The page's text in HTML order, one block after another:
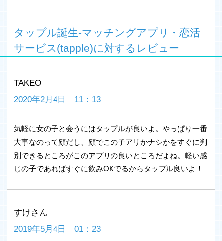
■＼マッチ総数1億組っ／会いやすさが人気の理由！
■安心・安全のサイバーエージェントグループが運営！
【タップルってどんなアプリなの？】
アプリのコンセプトである「趣味でつながる」をきっかけ
に、恋するワクワク感や、すてきな人に出会えるドキドキ
感をたくさんの人に提供しています。
従来の出会い系とは違い、安心・安全の運営体制に力を入
れていますので安心してご利用いただけます。
【使い方はかんたん！】
2.気になる異性のプロフィールを「いいかも！」を送りま
しょう。
3.相手から「ありがとう」をもらうとメッセージのやりと
タップル誕生-マッチングアプリ・恋活
サービス(tapple)に対するレビュー
TAKEO
2020年2月4日 11：13
気軽に女の子と会うにはタップルが良いよ。やっぱり一番
大事なのって顔だし、顔でこの子アリかナシかをすぐに判
別できるところがこのアプリの良いところだよね。軽い感
じの子であればすぐに飲みOKでるからタップル良いよ！
すけさん
2019年5月4日 01：23